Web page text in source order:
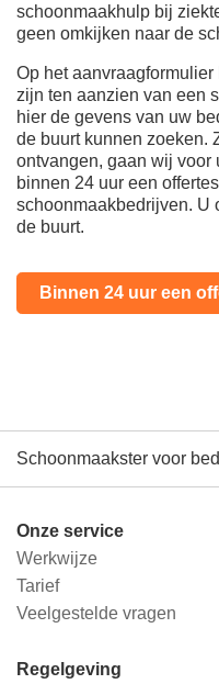
schoonmaakhulp bij
geen omkijken naar de
Op het
zijn ten aanzien van een
hier de gevens van uw
de buurt kunnen zoeken.
ontvangen, gaan wij voor
binnen 24 uur een
schoonmaakbedrijven. U
de buurt.
Binnen 24 uur een
Schoonmaakster voor
Onze service
Werkwijze
Tarief
Veelgestelde vragen
Regelgeving